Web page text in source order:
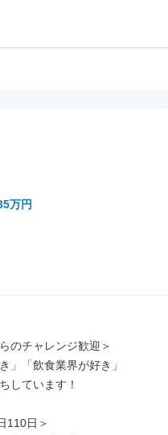
万円
のチャレンジ歓迎＞
」「飲食業界が好き」
しています！
110日＞